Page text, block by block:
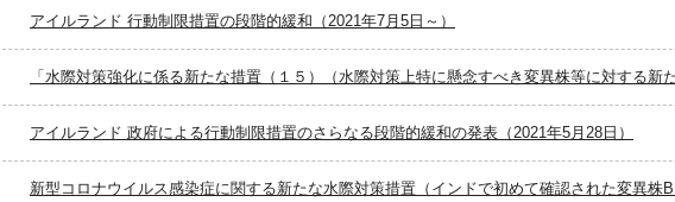
アイルランド 行動制限措置の段階的緩和（2021年7月5日～）
「水際対策強化に係る新たな措置（１５）（水際対策上特に懸念すべき変異株等に対する新
アイルランド 政府による行動制限措置のさらなる段階的緩和の発表（2021年5月28日）
新型コロナウイルス感染症に関する新たな水際対策措置（インドで初めて確認された変異株